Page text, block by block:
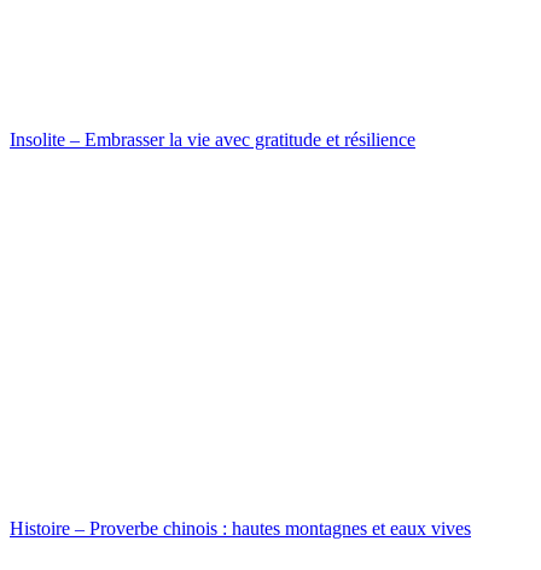
Insolite – Embrasser la vie avec gratitude et résilience
Histoire – Proverbe chinois : hautes montagnes et eaux vives